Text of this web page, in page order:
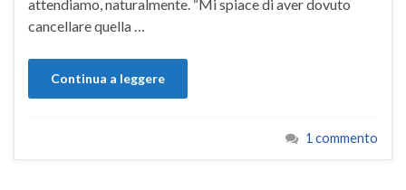
attendiamo, naturalmente. “Mi spiace di aver dovuto
cancellare quella …
Continua a leggere
1 commento